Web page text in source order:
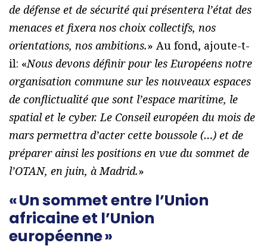
de défense et de sécurité qui présentera l’état des
menaces et fixera nos choix collectifs, nos
orientations, nos ambitions.» Au fond, ajoute-t-
il: «Nous devons définir pour les Européens notre
organisation commune sur les nouveaux espaces
de conflictualité que sont l’espace maritime, le
spatial et le cyber. Le Conseil européen du mois de
mars permettra d’acter cette boussole (…) et de
préparer ainsi les positions en vue du sommet de
l’OTAN, en juin, à Madrid.»
« Un sommet entre l’Union
africaine et l’Union
européenne »